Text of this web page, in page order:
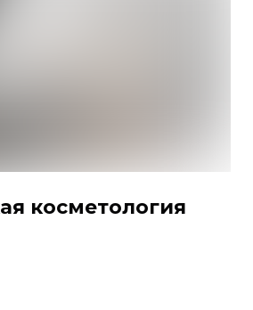
косметология